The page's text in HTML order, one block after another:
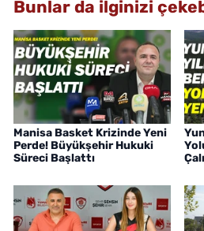
Bunlar da ilginizi
Manisa Basket Krizinde Yeni
Perde! Büyükşehir Hukuki
Süreci Başlattı